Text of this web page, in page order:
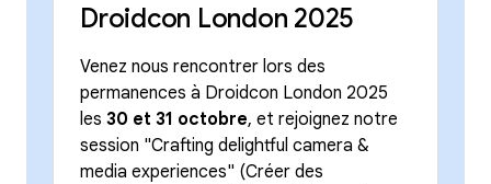
Droidcon London 2025
Venez nous rencontrer lors des
permanences à Droidcon London 2025
les 30 et 31 octobre, et rejoignez notre
session "Crafting delightful camera &
media experiences" (Créer des